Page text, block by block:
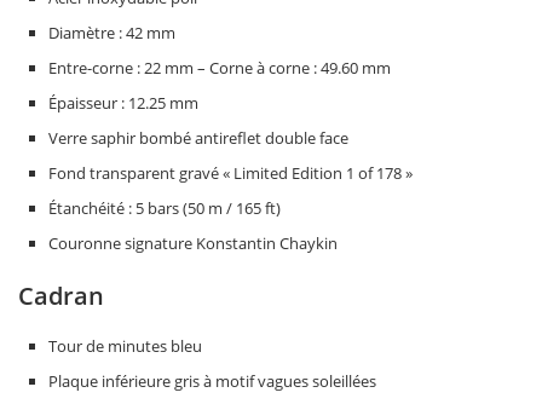
Diamètre : 42 mm
Entre-corne : 22 mm – Corne à corne : 49.60 mm
Épaisseur : 12.25 mm
Verre saphir bombé antireflet double face
Fond transparent gravé « Limited Edition 1 of 178 »
Étanchéité : 5 bars (50 m / 165 ft)
Couronne signature Konstantin Chaykin
Cadran
Tour de minutes bleu
Plaque inférieure gris à motif vagues soleillées